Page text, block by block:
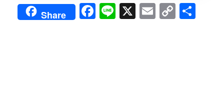
Share F Li X E C